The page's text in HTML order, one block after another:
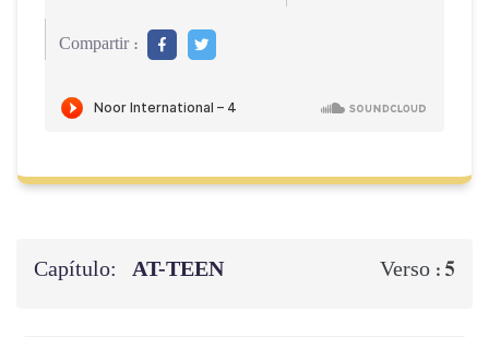
Compartir :
Capítulo: AT-TEEN Verso : 5